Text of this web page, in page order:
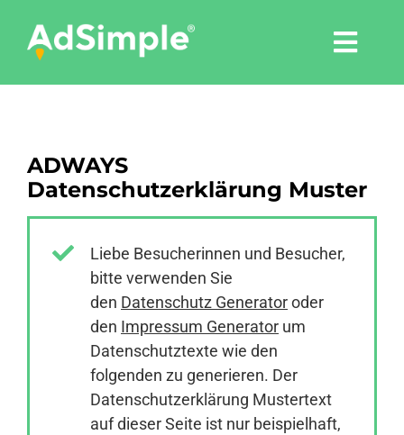
content
Tools
Pressemitteilungen
ADWAYS
Datenschutzerklärung Muster
Liebe Besucherinnen und Besucher,
bitte verwenden Sie
den Datenschutz Generatoroder
den Impressum Generator um
Datenschutztexte wie den
folgenden zu generieren. Der
Datenschutzerklärung Mustertext
auf dieser Seite ist nur beispielhaft,